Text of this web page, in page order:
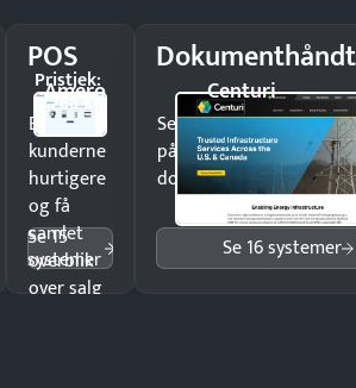
POS
Amero
Pristjek:
4.788 kr
Ekspedér
kunderne
hurtigere
og få
samlet
overblik
over salg
Se 15
systemer
Centuri
Send kontrakter til
på minutter og mist
dokumenter.
Se 16 systemer